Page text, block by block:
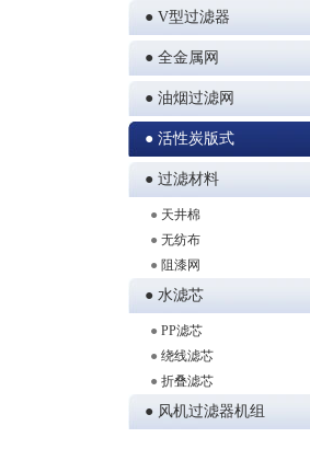
● V型过滤器
● 全金属网
● 油烟过滤网
● 活性炭版式
● 过滤材料
● 天井棉
● 无纺布
● 阻漆网
● 水滤芯
● PP滤芯
● 绕线滤芯
● 折叠滤芯
● 风机过滤器机组